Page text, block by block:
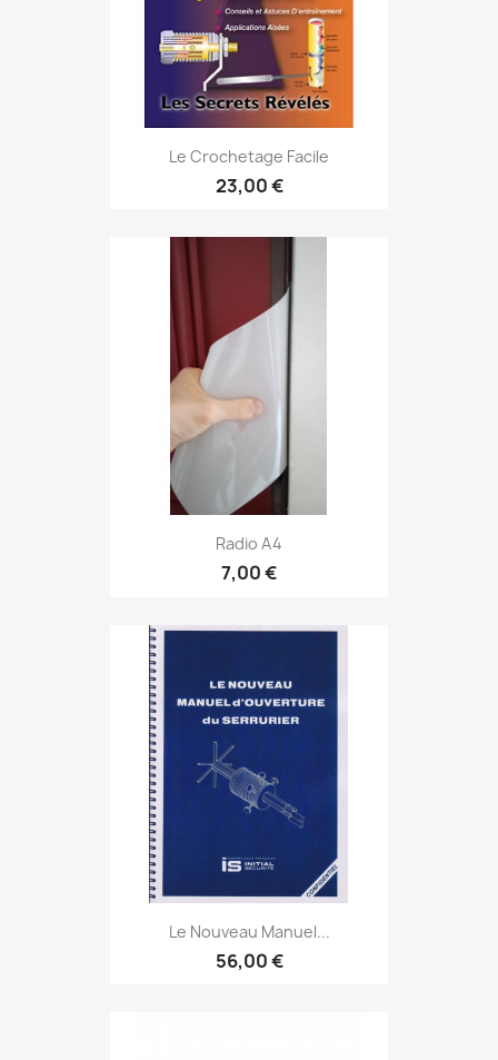
Le Crochetage Facile
23,00 €
Radio A4
7,00 €
Le Nouveau Manuel...
56,00 €